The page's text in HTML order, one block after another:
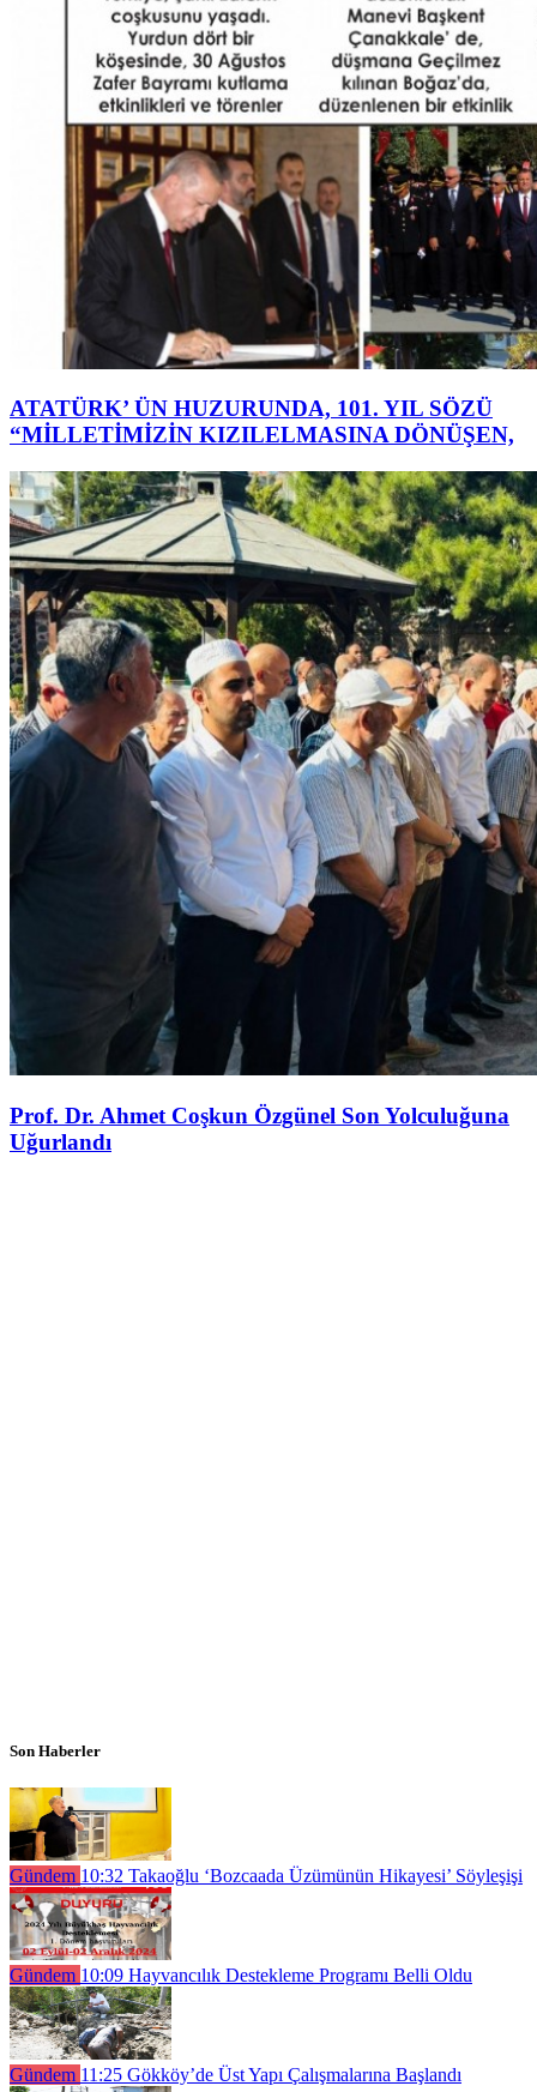
ATATÜRK’ ÜN HUZURUNDA, 101. YIL SÖZÜ
“MİLLETİMİZİN KIZILELMASINA DÖNÜŞEN,
Prof. Dr. Ahmet Coşkun Özgünel Son Yolculuğuna
Uğurlandı
Son Haberler
Gündem 10:32 Takaoğlu ‘Bozcaada Üzümünün Hikayesi’ Söyleşişi
Gündem 10:09 Hayvancılık Destekleme Programı Belli Oldu
Gündem 11:25 Gökköy’de Üst Yapı Çalışmalarına Başlandı